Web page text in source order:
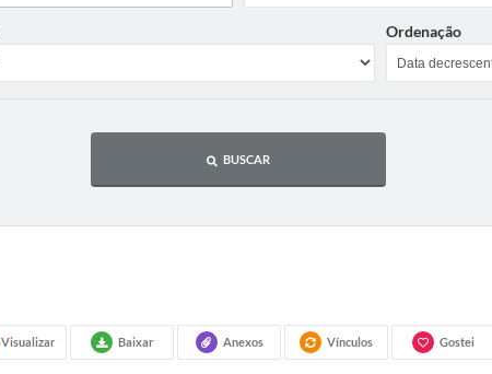
Ordenação
BUSCAR
Visualizar Baixar Anexos Vínculos Gostei